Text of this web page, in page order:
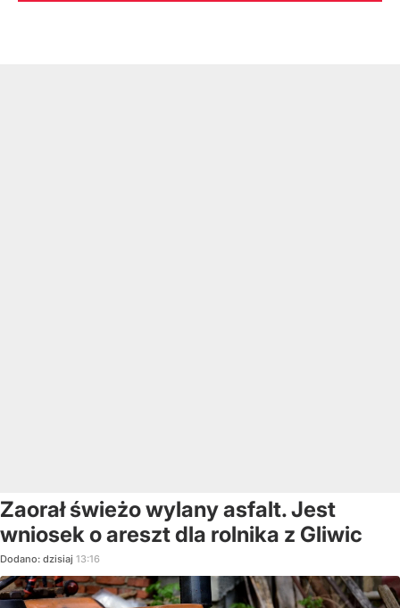
Zaorał świeżo wylany asfalt. Jest
wniosek o areszt dla rolnika z Gliwic
Dodano: dzisiaj 13:16